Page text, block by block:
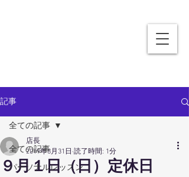
記事
全ての記事
パーソナルレッスン
全ての記事
９月１日（日）定休日
店長
2019年8月31日 読了時間: 1分